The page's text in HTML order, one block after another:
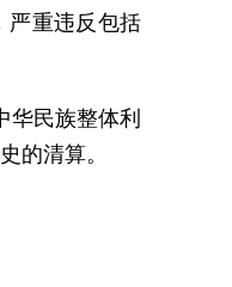
严重违反包括
民族整体利
的清算。